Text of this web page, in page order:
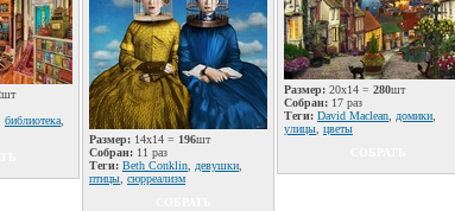
шт
библиотека
Размер: 14x14 = 196шт
Собран: 11 раз
Теги: Beth Conklin девушки
птицы сюрреализм
Размер: 20x14 = 280шт
Собран: 17 раз
Теги: David Maclean домики
улицы цветы